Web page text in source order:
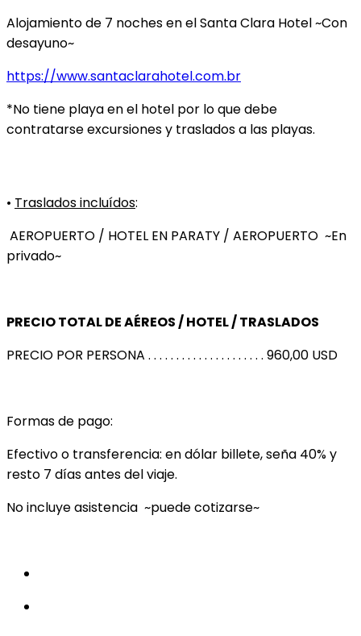
Alojamiento de 7 noches en el Santa Clara Hotel ~Con
desayuno~
https://www.santaclarahotel.com.br
*No tiene playa en el hotel por lo que debe
contratarse excursiones y traslados a las playas.
• Traslados incluídos:
AEROPUERTO / HOTEL EN PARATY / AEROPUERTO ~En
privado~
PRECIO TOTAL DE AÉREOS / HOTEL / TRASLADOS
PRECIO POR PERSONA . . . . . . . . . . . . . . . . . . . . . 960,00 USD
Formas de pago:
Efectivo o transferencia: en dólar billete, seña 40% y
resto 7 días antes del viaje.
No incluye asistencia ~puede cotizarse~